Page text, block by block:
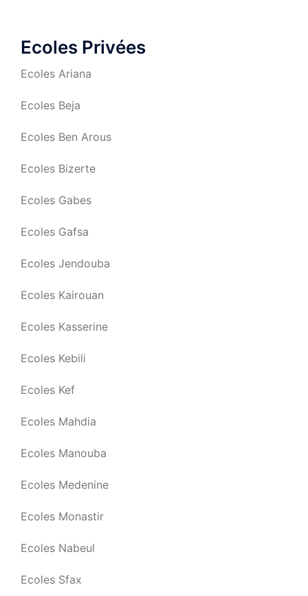
Ecoles Privées
Ecoles Ariana
Ecoles Beja
Ecoles Ben Arous
Ecoles Bizerte
Ecoles Gabes
Ecoles Gafsa
Ecoles Jendouba
Ecoles Kairouan
Ecoles Kasserine
Ecoles Kebili
Ecoles Kef
Ecoles Mahdia
Ecoles Manouba
Ecoles Medenine
Ecoles Monastir
Ecoles Nabeul
Ecoles Sfax